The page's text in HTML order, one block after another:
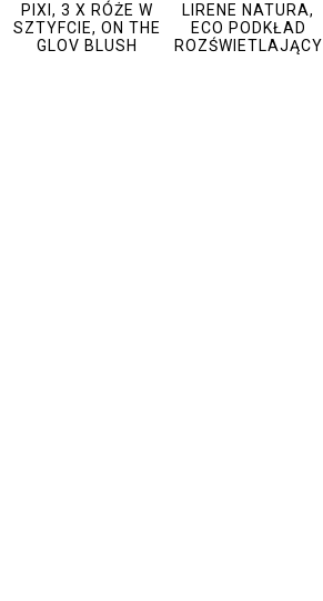
PIXI, 3 X RÓŻE W
SZTYFCIE, ON THE
GLOV BLUSH
LIRENE NATURA,
ECO PODKŁAD
ROZŚWIETLAJĄCY